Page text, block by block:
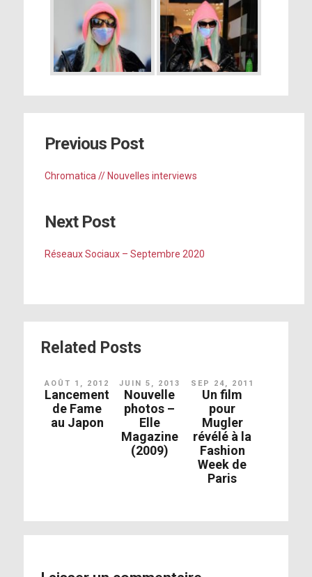
Previous Post
Chromatica // Nouvelles interviews
Next Post
Réseaux Sociaux – Septembre 2020
Related Posts
AOÛT 1, 2012
Lancement
de Fame
au Japon
JUIN 5, 2013
Nouvelle
photos –
Elle
Magazine
(2009)
SEP 24, 2011
Un film
pour
Mugler
révélé à la
Fashion
Week de
Paris